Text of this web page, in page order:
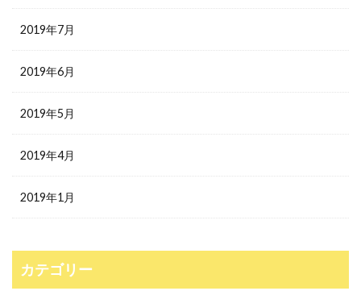
2019年7月
2019年6月
2019年5月
2019年4月
2019年1月
カテゴリー